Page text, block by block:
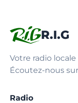
R.I.G
Votre radio locale
Écoutez-nous
Radio